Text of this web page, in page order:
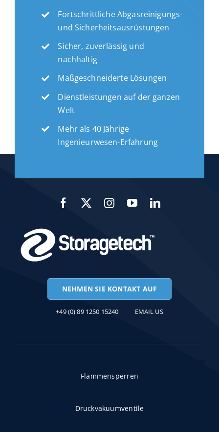
Fortschrittliche Abgasreinigungs-
und Sicherheitsausrüstungen
Sicher, zuverlässig und
nachhaltig
Maßgeschneiderte Lösungen
Dienstleistungen auf der ganzen
Welt
Mehr als 40 Jährige
Ingenieurwesen-Erfahrung
NEHMEN SIE KONTAKT AUF
Flammensperren
Druckvakuumventile
+49 (0) 89 1250 15240 EMAIL US